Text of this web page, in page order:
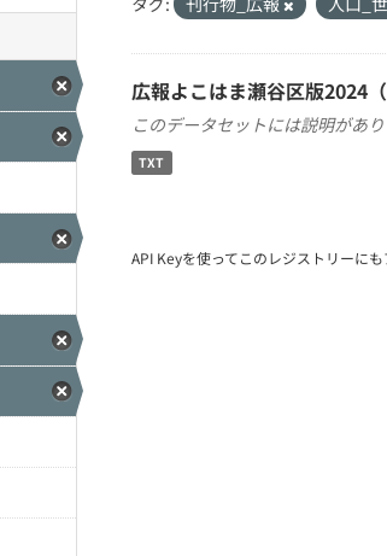
広報よこはま瀬谷区版2024
このデータセットには説明があ
TXT
API Keyを使ってこのレジストリーに